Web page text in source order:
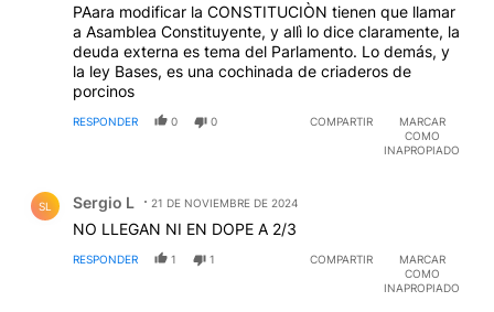
PAara modificar la CONSTITUCIÒN tienen que llamar
a Asamblea Constituyente, y allì lo dice claramente, la
deuda externa es tema del Parlamento. Lo demás, y
la ley Bases, es una cochinada de criaderos de
porcinos
RESPONDER 0 0 COMPARTIR
MARCAR
COMO
INAPROPIADO
SL Sergio L 21 DE NOVIEMBRE DE 2024
NO LLEGAN NI EN DOPE A 2/3
RESPONDER 1 1 COMPARTIR
MARCAR
COMO
INAPROPIADO